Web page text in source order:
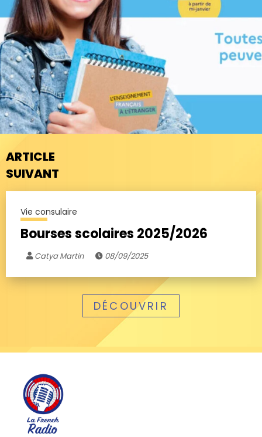
ARTICLE
SUIVANT
Vie consulaire
Bourses scolaires 2025/2026
Catya Martin 08/09/2025
DÉCOUVRIR